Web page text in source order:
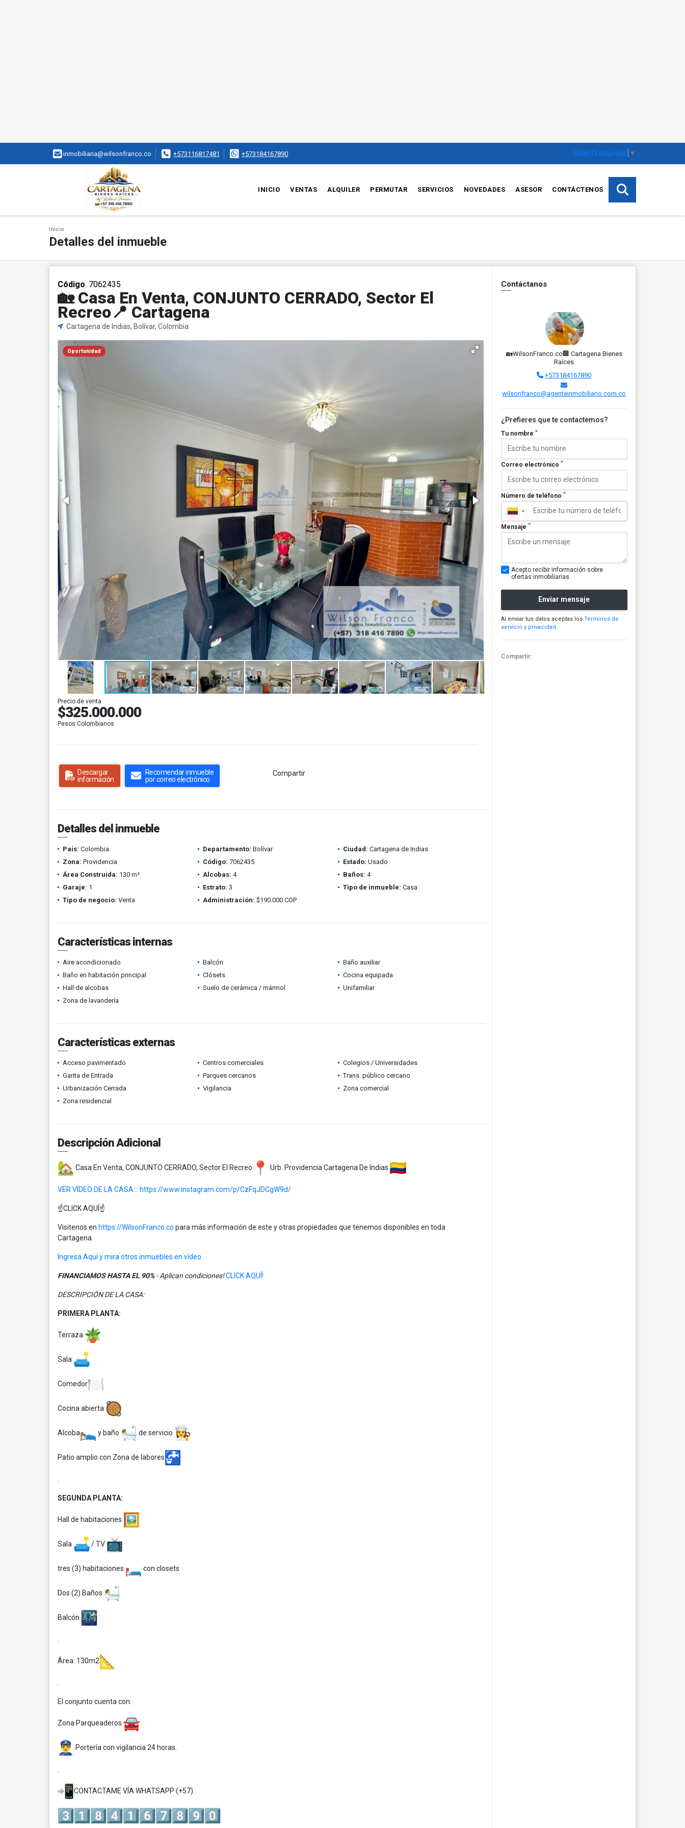
inmobiliaria@wilsonfranco.co +573116817481 +573184167890 Select Language ▼
INICIO VENTAS ALQUILER PERMUTAR SERVICIOS NOVEDADES ASESOR CONTÁCTENOS
Inicio
Detalles del inmueble
Código. 7062435
🏡 Casa En Venta, CONJUNTO CERRADO, Sector El
Recreo📍 Cartagena
Cartagena de Indias, Bolívar, Colombia
Oportunidad
Precio de venta
$325.000.000
Pesos Colombianos
Descargar
información
Recomendar inmueble
por correo electrónico
Compartir
Detalles del inmueble
País: Colombia Departamento: Bolívar Ciudad: Cartagena de Indias
Zona: Providencia Código: 7062435 Estado: Usado
Área Construida: 130 m² Alcobas: 4 Baños: 4
Garaje: 1 Estrato: 3 Tipo de inmueble: Casa
Tipo de negocio: Venta Administración: $190.000 COP
Características internas
Aire acondicionado Balcón
Baño auxiliar
Baño en habitación principal
Clósets
Cocina equipada
Hall de alcobas
Suelo de cerámica / mármol
Unifamiliar
Zona de lavandería
Características externas
Acceso pavimentado Centros comerciales
Colegios / Universidades
Garita de Entrada
Parques cercanos
Trans. público cercano
Urbanización Cerrada
Vigilancia
Zona comercial
Zona residencial
Descripción Adicional
Casa En Venta, CONJUNTO CERRADO, Sector El Recreo Urb. Providencia Cartagena De Indias
VER VÍDEO DE LA CASA::: https://www.instagram.com/p/CzFqJDCgW9d/
☝️CLICK AQUÍ☝️
Visitenos en https://WilsonFranco.co para más información de este y otras propiedades que tenemos disponibles en toda
Cartagena.
Ingresa Aquí y mira otros inmuebles en vídeo
FINANCIAMOS HASTA EL 90%- Aplican condiciones!CLICK AQUÍ!
DESCRIPCIÓN DE LA CASA:
PRIMERA PLANTA:
Terraza
Sala
Comedor
Cocina abierta
Alcoba y baño de servicio
Patio amplio con Zona de labores
SEGUNDA PLANTA:
Hall de habitaciones
Sala / TV
tres (3) habitaciones con closets
Dos (2) Baños
Balcón
Área: 130m2
El conjunto cuenta con:
Zona Parqueaderos
Portería con vigilancia 24 horas.
CONTACTAME VÍA WHATSAPP (+57)
Contáctanos
🏡WilsonFranco.co🏢 Cartagena Bienes
Raíces
+573184167890
wilsonfranco@agenteinmobiliario.com.co
¿Prefieres que te contactemos?
Tu nombre *
Correo electrónico *
Número de teléfono *
▼
Mensaje *
Acepto recibir información sobre
ofertas inmobiliarias
Enviar mensaje
Al enviar tus datos aceptas los Términos de
servicio y privacidad
Compartir: